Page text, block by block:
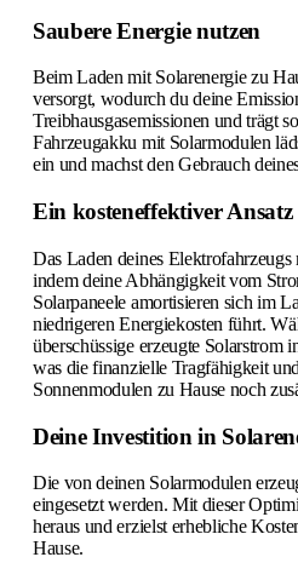
Saubere Energie nutzen
Beim Laden mit Solarenergie zu
versorgt, wodurch du deine
Treibhausgasemissionen und trägt
Fahrzeugakku mit Solarmodulen
ein und machst den Gebrauch
Ein kosteneffektiver Ansatz
Das Laden deines
indem deine Abhängigkeit vom
Solarpaneele amortisieren sich im
niedrigeren Energiekosten führt.
überschüssige erzeugte Solarstrom
was die finanzielle Tragfähigkeit
Sonnenmodulen zu Hause noch
Deine Investition in
Die von deinen Solarmodulen
eingesetzt werden. Mit dieser
heraus und erzielst erhebliche
Hause.